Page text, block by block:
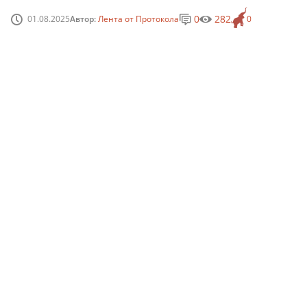
01.08.2025Автор:Лента от Протокола 0
0 282